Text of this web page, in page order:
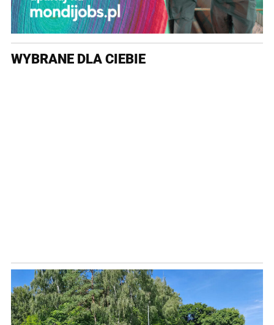
WYBRANE DLA CIEBIE